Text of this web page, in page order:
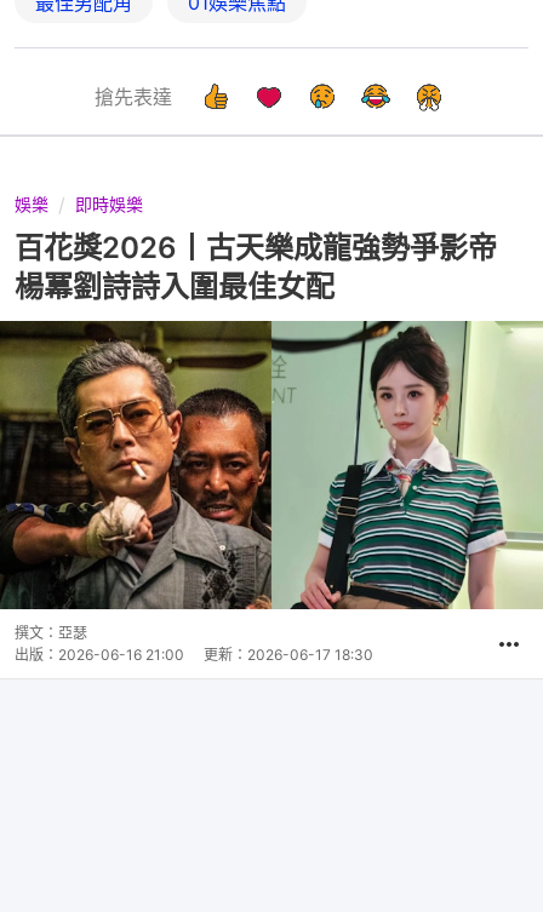
搶先表達
娛樂 即時娛樂
百花獎2026丨古天樂成龍強勢爭影帝
楊冪劉詩詩入圍最佳女配
撰文： 亞瑟
出版： 2026-06-16 21:00 更新： 2026-06-17 18:30